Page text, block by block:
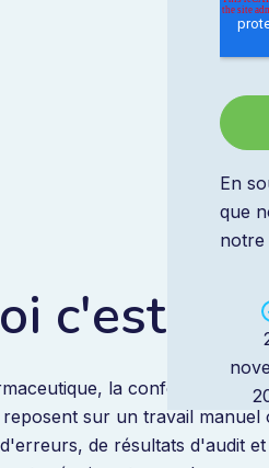
En
que
notre
c'est
la conformité, la
sur un travail manuel
de résultats d'audit